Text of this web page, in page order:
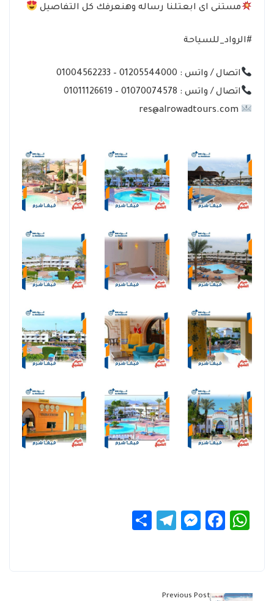
مستنى اى ابعتلنا رساله وهنعرفك كل التفاصيل
#الرواد_للسياحة
اتصال / واتس : 01205544000 – 01004562233
اتصال / واتس : 01070074578 – 01011126619
res@alrowadtours.com
WhatsApp
Facebook
Messenger
Telegram
Previous Post